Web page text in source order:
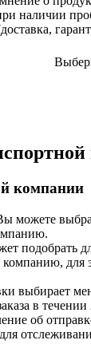
наличии
компании
можете
подобрать
для
выбирает
в
об